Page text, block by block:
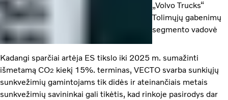
„Volvo Trucks“
Tolimųjų gabenimų
segmento vadovė
Kadangi sparčiai artėja ES tikslo iki 2025 m. sumažinti
išmetamą CO2 kiekį 15%. terminas, VECTO svarba sunkiųjų
sunkvežimių gamintojams tik didės ir ateinančiais metais
sunkvežimių savininkai gali tikėtis, kad rinkoje pasirodys dar